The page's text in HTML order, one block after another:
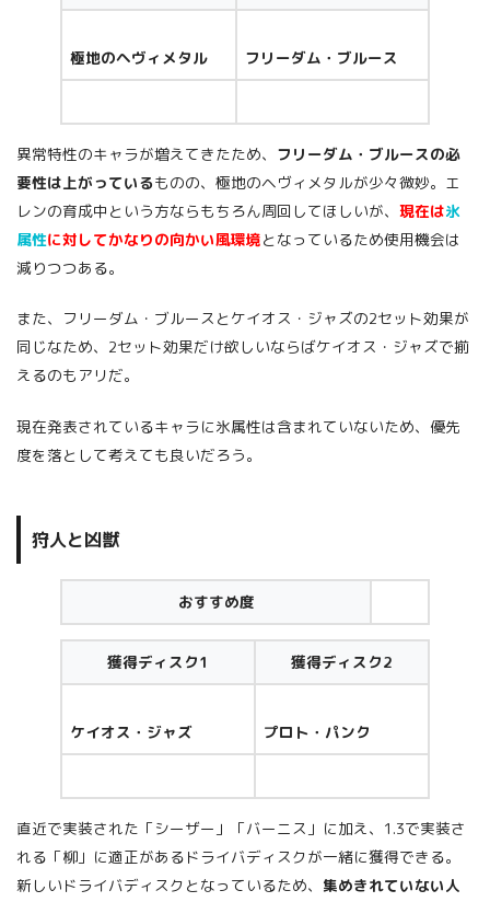
極地のヘヴィメタル フリーダム・ブルース
異常特性のキャラが増えてきたため、 フリーダム・ブルースの必
要性は上がっているものの、極地のヘヴィメタルが少々微妙。エ
レンの育成中という方ならもちろん周回してほしいが、 現在は氷
属性に対してかなりの向かい風環境となっているため使用機会は
減りつつある。
また、フリーダム・ブルースとケイオス・ジャズの2セット効果が
同じなため、2セット効果だけ欲しいならばケイオス・ジャズで揃
えるのもアリだ。
現在発表されているキャラに氷属性は含まれていないため、優先
度を落として考えても良いだろう。
狩人と凶獣
おすすめ度
獲得ディスク1 獲得ディスク2
ケイオス・ジャズ プロト・パンク
直近で実装された「シーザー」「バーニス」に加え、1.3で実装さ
れる「柳」に適正があるドライバディスクが一緒に獲得できる。
新しいドライバディスクとなっているため、 集めきれていない人